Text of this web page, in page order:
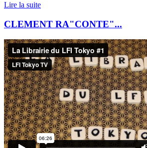
Lire la suite
CLEMENT RA"CONTE"...